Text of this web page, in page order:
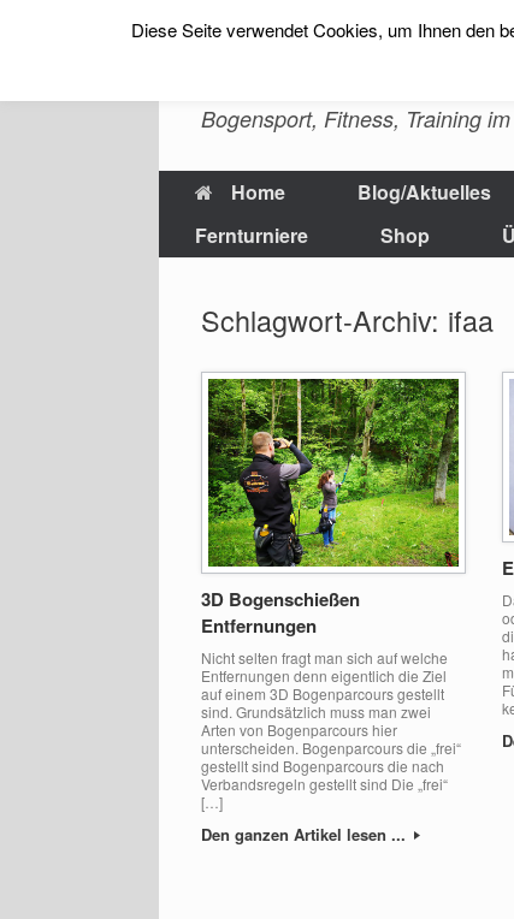
Zum
sfs-archery -
Bogensport, Fitness, Training
Home Blog/Aktuelles
Fernturniere
Shop
Schlagwort-Archiv: ifaa
3D Bogenschießen
Entfernungen
Nicht selten fragt man sich auf welche
Entfernungen denn eigentlich die Ziel
auf einem 3D Bogenparcours gestellt
sind. Grundsätzlich muss man zwei
Arten von Bogenparcours hier
unterscheiden. Bogenparcours die „frei“
gestellt sind Bogenparcours die nach
Verbandsregeln gestellt sind Die „frei“
[…]
Den ganzen Artikel lesen ...
Diese Seite verwendet Cookies, um Ihnen den